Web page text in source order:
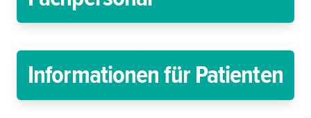
Informationen für Patienten